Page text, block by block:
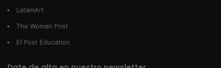
LatamArt
The Woman Post
El Post Education